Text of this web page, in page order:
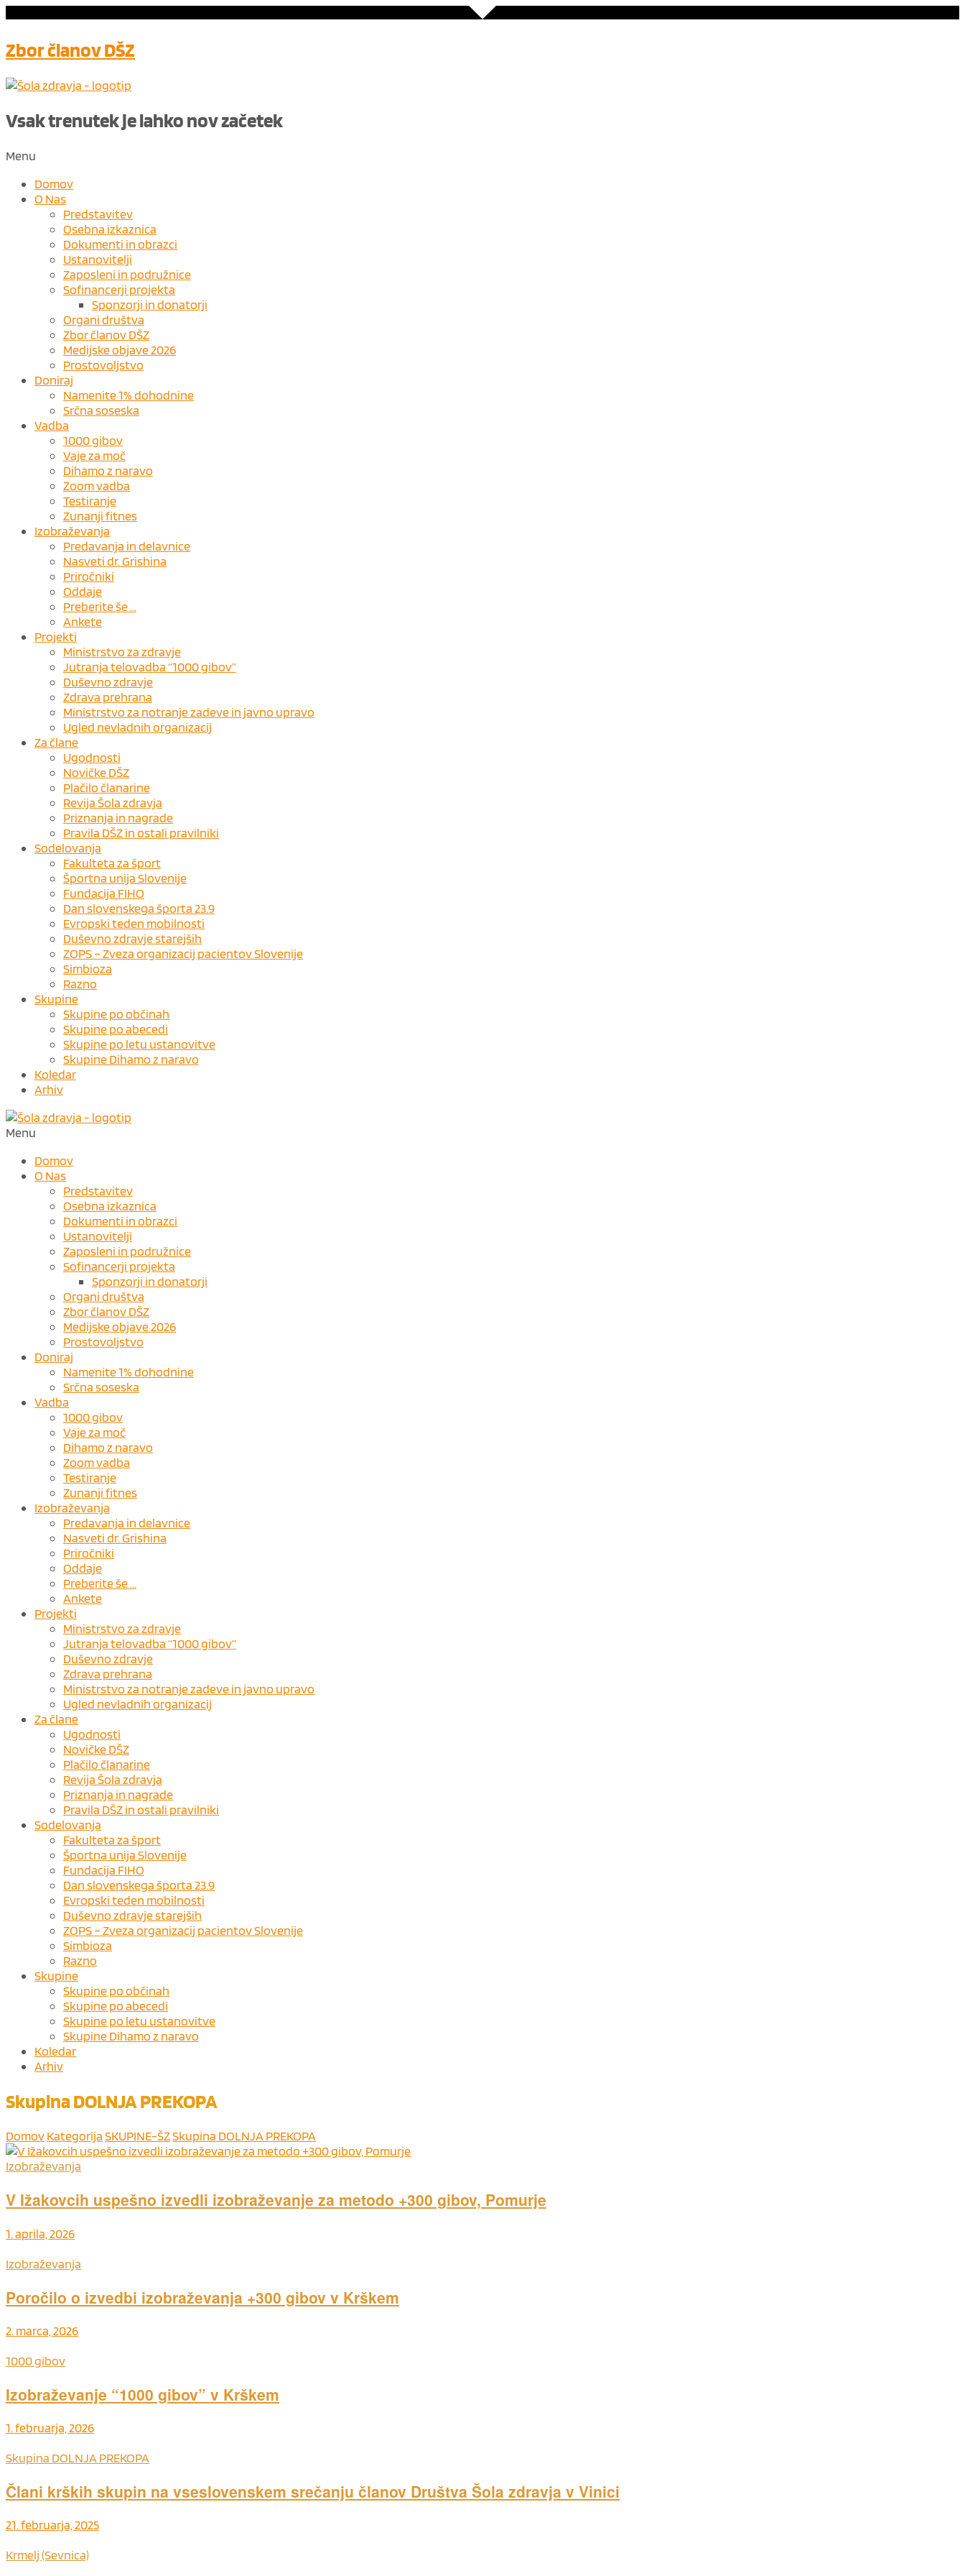
Zbor članov DŠZ
Vsak trenutek je lahko nov ​začetek
Menu
Domov
O Nas
Predstavitev
Osebna izkaznica
Dokumenti in obrazci
Ustanovitelji
Zaposleni in podružnice
Sofinancerji projekta
Sponzorji in donatorji
Organi društva
Zbor članov DŠZ
Medijske objave 2026
Prostovoljstvo
Doniraj
Namenite 1% dohodnine
Srčna soseska
Vadba
1000 gibov
Vaje za moč
Dihamo z naravo
Zoom vadba
Testiranje
Zunanji fitnes
Izobraževanja
Predavanja in delavnice
Nasveti dr. Grishina
Priročniki
Oddaje
Preberite še …
Ankete
Projekti
Ministrstvo za zdravje
Jutranja telovadba “1000 gibov”
Duševno zdravje
Zdrava prehrana
Ministrstvo za notranje zadeve in javno upravo
Ugled nevladnih organizacij
Za člane
Ugodnosti
Novičke DŠZ
Plačilo članarine
Revija Šola zdravja
Priznanja in nagrade
Pravila DŠZ in ostali pravilniki
Sodelovanja
Fakulteta za šport
Športna unija Slovenije
Fundacija FIHO
Dan slovenskega športa 23.9
Evropski teden mobilnosti
Duševno zdravje starejših
ZOPS – Zveza organizacij pacientov Slovenije
Simbioza
Razno
Skupine
Skupine po občinah
Skupine po abecedi
Skupine po letu ustanovitve
Skupine Dihamo z naravo
Koledar
Arhiv
Menu
Domov
O Nas
Predstavitev
Osebna izkaznica
Dokumenti in obrazci
Ustanovitelji
Zaposleni in podružnice
Sofinancerji projekta
Sponzorji in donatorji
Organi društva
Zbor članov DŠZ
Medijske objave 2026
Prostovoljstvo
Doniraj
Namenite 1% dohodnine
Srčna soseska
Vadba
1000 gibov
Vaje za moč
Dihamo z naravo
Zoom vadba
Testiranje
Zunanji fitnes
Izobraževanja
Predavanja in delavnice
Nasveti dr. Grishina
Priročniki
Oddaje
Preberite še …
Ankete
Projekti
Ministrstvo za zdravje
Jutranja telovadba “1000 gibov”
Duševno zdravje
Zdrava prehrana
Ministrstvo za notranje zadeve in javno upravo
Ugled nevladnih organizacij
Za člane
Ugodnosti
Novičke DŠZ
Plačilo članarine
Revija Šola zdravja
Priznanja in nagrade
Pravila DŠZ in ostali pravilniki
Sodelovanja
Fakulteta za šport
Športna unija Slovenije
Fundacija FIHO
Dan slovenskega športa 23.9
Evropski teden mobilnosti
Duševno zdravje starejših
ZOPS – Zveza organizacij pacientov Slovenije
Simbioza
Razno
Skupine
Skupine po občinah
Skupine po abecedi
Skupine po letu ustanovitve
Skupine Dihamo z naravo
Koledar
Arhiv
Skupina DOLNJA PREKOPA
DomovKategorijaSKUPINE-ŠZSkupina DOLNJA PREKOPA
Izobraževanja
V Ižakovcih uspešno izvedli izobraževanje za metodo +300 gibov, Pomurje
1. aprila, 2026
Izobraževanja
Poročilo o izvedbi izobraževanja +300 gibov v Krškem
2. marca, 2026
1000 gibov
Izobraževanje “1000 gibov” v Krškem
1. februarja, 2026
Skupina DOLNJA PREKOPA
Člani krških skupin na vseslovenskem srečanju članov Društva Šola zdravja v Vinici
21. februarja, 2025
Krmelj (Sevnica)